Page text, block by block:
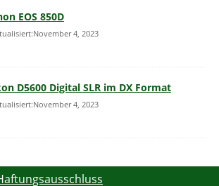
EOS 850D
4, 2023
D5600 Digital SLR im DX Format
4, 2023